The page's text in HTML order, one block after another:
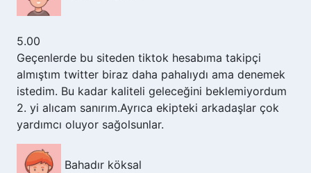
5.00
Geçenlerde bu siteden tiktok hesabıma takipçi
almıştım twitter biraz daha pahalıydı ama denemek
istedim. Bu kadar kaliteli geleceğini beklemiyordum
2. yi alıcam sanırım.Ayrıca ekipteki arkadaşlar çok
yardımcı oluyor sağolsunlar.
Bahadır köksal